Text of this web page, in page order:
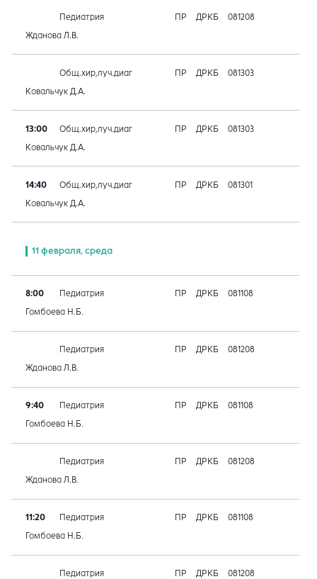
Педиатрия ПР ДРКБ 081208
Жданова Л.В.
Общ.хир,луч.диаг ПР ДРКБ 081303
Ковальчук Д.А.
13:00 Общ.хир,луч.диаг ПР ДРКБ 081303
Ковальчук Д.А.
14:40 Общ.хир,луч.диаг ПР ДРКБ 081301
Ковальчук Д.А.
11 февраля, среда
8:00 Педиатрия ПР ДРКБ 081108
Гомбоева Н.Б.
Педиатрия ПР ДРКБ 081208
Жданова Л.В.
9:40 Педиатрия ПР ДРКБ 081108
Гомбоева Н.Б.
Педиатрия ПР ДРКБ 081208
Жданова Л.В.
11:20 Педиатрия ПР ДРКБ 081108
Гомбоева Н.Б.
Педиатрия ПР ДРКБ 081208